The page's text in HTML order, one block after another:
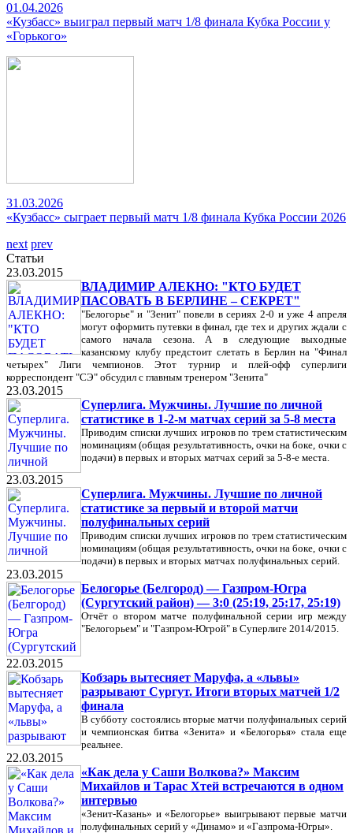
01.04.2026
«Кузбасс» выиграл первый матч 1/8 финала Кубка России у
«Горького»
31.03.2026
«Кузбасс» сыграет первый матч 1/8 финала Кубка России 2026
next prev
Статьи
23.03.2015
ВЛАДИМИР АЛЕКНО: "КТО БУДЕТ
ПАСОВАТЬ В БЕРЛИНЕ – СЕКРЕТ"
"Белогорье" и "Зенит" повели в сериях 2-0 и уже 4 апреля
могут оформить путевки в финал, где тех и других ждали с
самого начала сезона. А в следующие выходные
казанскому клубу предстоит слетать в Берлин на "Финал
четырех" Лиги чемпионов. Этот турнир и плей-офф суперлиги
корреспондент "СЭ" обсудил с главным тренером "Зенита"
23.03.2015
Суперлига. Мужчины. Лучшие по личной
статистике в 1-2-м матчах серий за 5-8 места
Приводим списки лучших игроков по трем статистическим
номинациям (общая результативность, очки на боке, очки с
подачи) в первых и вторых матчах серий за 5-8-е места.
23.03.2015
Суперлига. Мужчины. Лучшие по личной
статистике за первый и второй матчи
полуфинальных серий
Приводим списки лучших игроков по трем статистическим
номинациям (общая результативность, очки на боке, очки с
подачи) в первых и вторых матчах полуфинальных серий.
23.03.2015
Белогорье (Белгород) — Газпром-Югра
(Сургутский район) — 3:0 (25:19, 25:17, 25:19)
Отчёт о втором матче полуфинальной серии игр между
"Белогорьем" и "Газпром-Югрой" в Суперлиге 2014/2015.
22.03.2015
Кобзарь вытесняет Маруфа, а «львы»
разрывают Сургут. Итоги вторых матчей 1/2
финала
В субботу состоялись вторые матчи полуфинальных серий
и чемпионская битва «Зенита» и «Белогорья» стала еще
реальнее.
22.03.2015
«Как дела у Саши Волкова?» Максим
Михайлов и Тарас Хтей встречаются в одном
интервью
«Зенит-Казань» и «Белогорье» выигрывают первые матчи
полуфинальных серий у «Динамо» и «Газпрома-Югры».